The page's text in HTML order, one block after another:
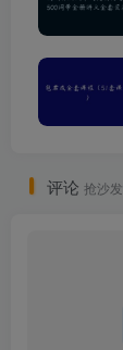
评论 抢沙发